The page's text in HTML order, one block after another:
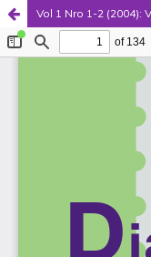
Vol 1 Nro 1-2 (2004):
Palvelua ylläpitää